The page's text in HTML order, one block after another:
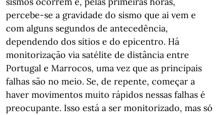
percebe-se a gravidade do sismo que ai vem e
com alguns segundos de antecedência,
dependendo dos sítios e do epicentro. Há
monitorização via satélite de distância entre
Portugal e Marrocos, uma vez que as principais
falhas são no meio. Se, de repente, começar a
haver movimentos muito rápidos nessas falhas é
preocupante. Isso está a ser monitorizado, mas só